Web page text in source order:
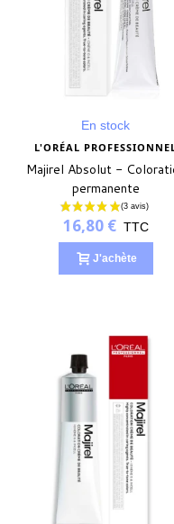
En stock
L'ORÉAL
Majirel Absolut -
permanente
16,80 € TTC
J'achète